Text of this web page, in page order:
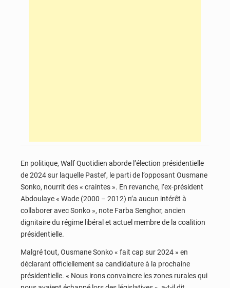
En politique, Walf Quotidien aborde l’élection présidentielle
de 2024 sur laquelle Pastef, le parti de l’opposant Ousmane
Sonko, nourrit des « craintes ». En revanche, l’ex-président
Abdoulaye « Wade (2000 – 2012) n’a aucun intérêt à
collaborer avec Sonko », note Farba Senghor, ancien
dignitaire du régime libéral et actuel membre de la coalition
présidentielle.
Malgré tout, Ousmane Sonko « fait cap sur 2024 » en
déclarant officiellement sa candidature à la prochaine
présidentielle. « Nous irons convaincre les zones rurales qui